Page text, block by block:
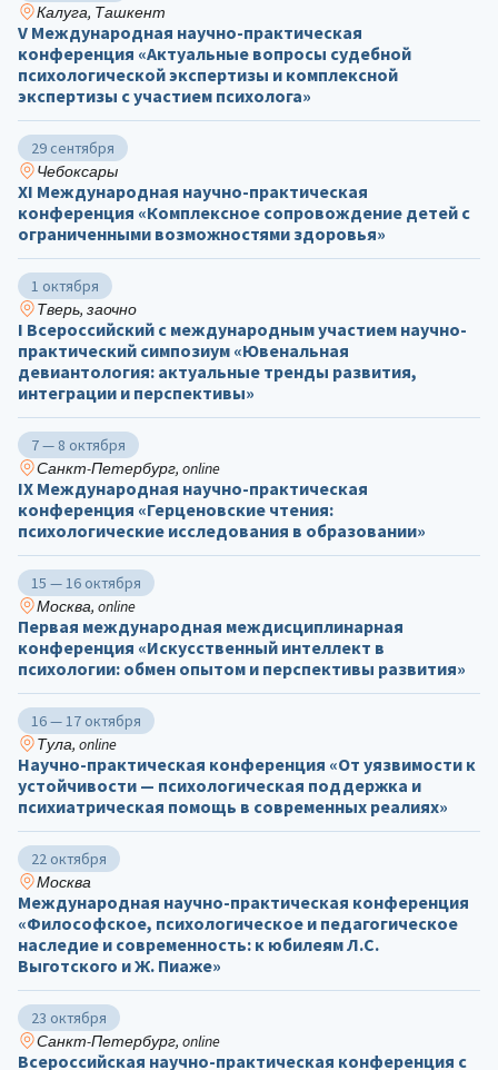
Калуга, Ташкент
V Международная научно-практическая
конференция «Актуальные вопросы судебной
психологической экспертизы и комплексной
экспертизы с участием психолога»
29 сентября
Чебоксары
ХΙ Международная научно-практическая
конференция «Комплексное сопровождение детей с
ограниченными возможностями здоровья»
1 октября
Тверь, заочно
I Всероссийский с международным участием научно-
практический симпозиум «Ювенальная
девиантология: актуальные тренды развития,
интеграции и перспективы»
7 — 8 октября
Санкт-Петербург, online
IX Международная научно-практическая
конференция «Герценовские чтения:
психологические исследования в образовании»
15 — 16 октября
Москва, online
Первая международная междисциплинарная
конференция «Искусственный интеллект в
психологии: обмен опытом и перспективы развития»
16 — 17 октября
Тула, online
Научно-практическая конференция «От уязвимости к
устойчивости — психологическая поддержка и
психиатрическая помощь в современных реалиях»
22 октября
Москва
Международная научно-практическая конференция
«Философское, психологическое и педагогическое
наследие и современность: к юбилеям Л.С.
Выготского и Ж. Пиаже»
23 октября
Санкт-Петербург, online
Всероссийская научно-практическая конференция с